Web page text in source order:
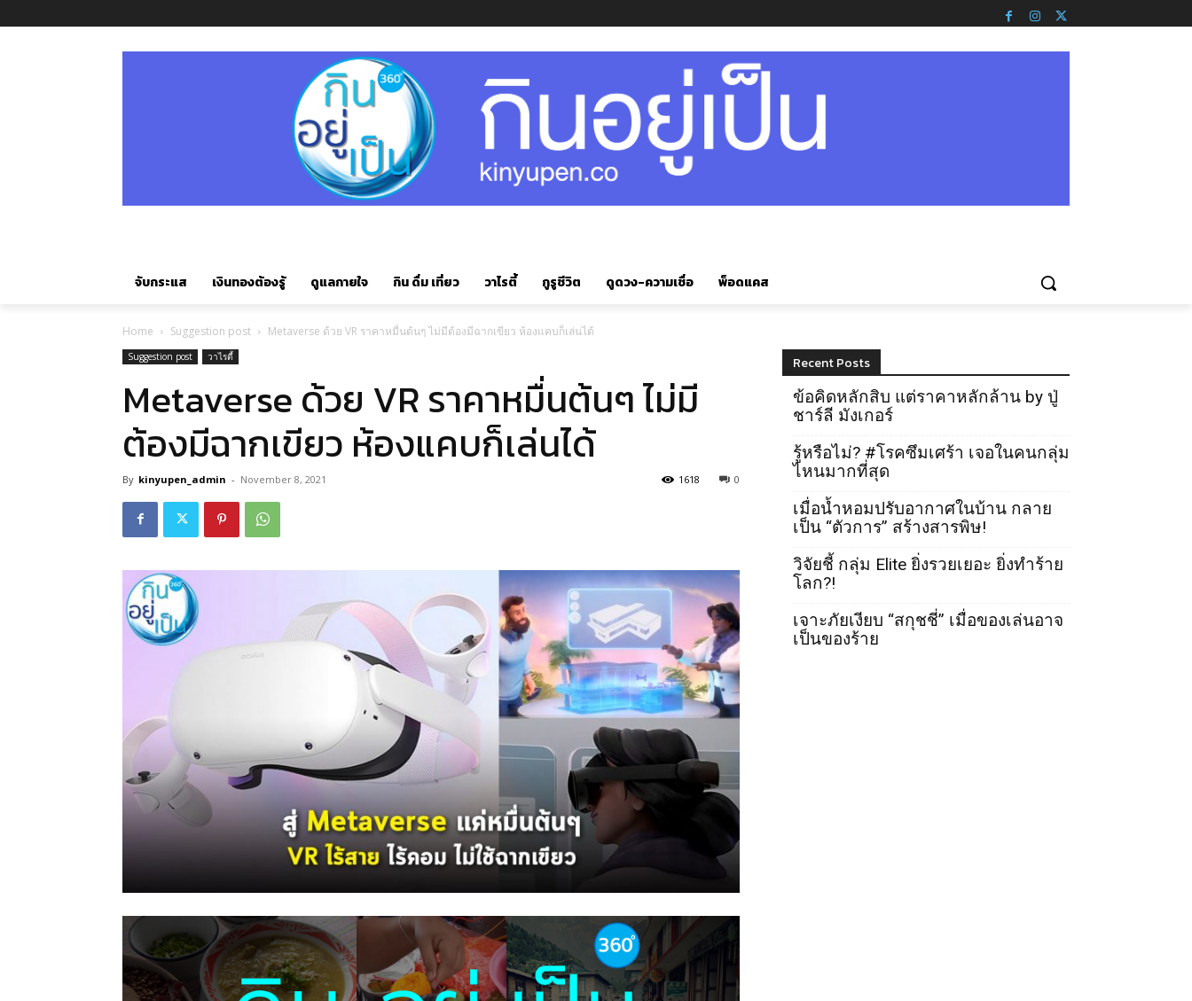
จับกระแส เงินทองต้องรู้ ดูแลกายใจ กิน ดื่ม เที่ยว วาไรตี้ กูรูชีวิต ดูดวง-ความเชื่อ พ็อดแคส
Home Suggestion post Metaverse ด้วย VR ราคาหมื่นต้นๆ ไม่มีต้องมีฉากเขียว ห้องแคบก็เล่นได้
Suggestion post วาไรตี้
Metaverse ด้วย VR ราคาหมื่นต้นๆ ไม่มี
ต้องมีฉากเขียว ห้องแคบก็เล่นได้
By kinyupen_admin - November 8, 2021 0
1618
Recent Posts
ข้อคิดหลักสิบ แต่ราคาหลักล้าน by ปู่
ชาร์ลี มังเกอร์
รู้หรือไม่? #โรคซึมเศร้า เจอในคนกลุ่ม
ไหนมากที่สุด
เมื่อน้ำหอมปรับอากาศในบ้าน กลาย
เป็น “ตัวการ” สร้างสารพิษ!
วิจัยชี้ กลุ่ม Elite ยิ่งรวยเยอะ ยิ่งทำร้าย
โลก?!
เจาะภัยเงียบ “สกุชชี่” เมื่อของเล่นอาจ
เป็นของร้าย